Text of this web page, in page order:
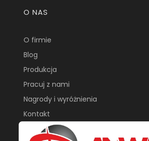
O NAS
O firmie
Blog
Produkcja
Pracuj z nami
Nagrody i wyróżnienia
Kontakt